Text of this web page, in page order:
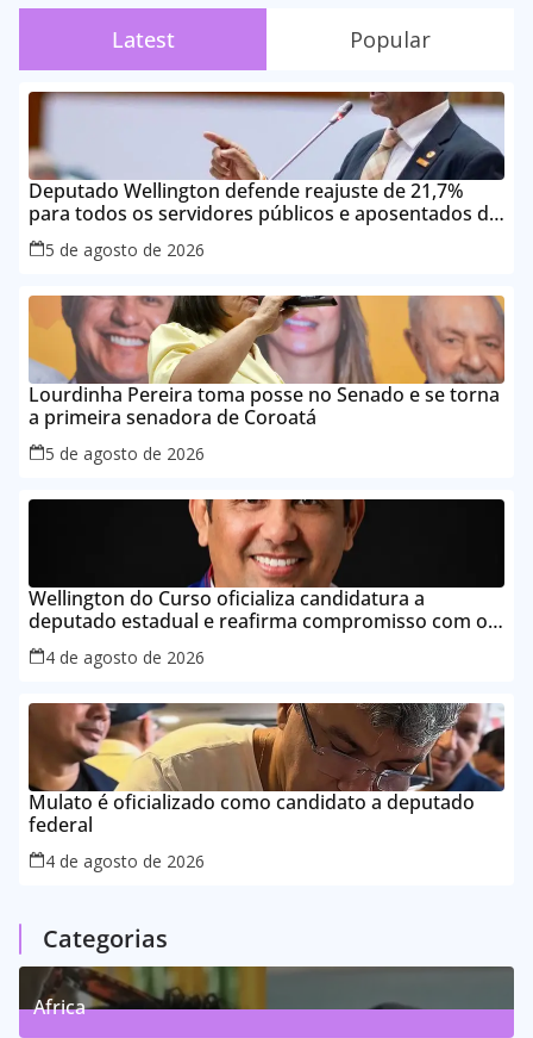
Latest Popular
Deputado Wellington defende reajuste de 21,7%
para todos os servidores públicos e aposentados do
Maranhão
5 de agosto de 2026
Lourdinha Pereira toma posse no Senado e se torna
a primeira senadora de Coroatá
5 de agosto de 2026
Wellington do Curso oficializa candidatura a
deputado estadual e reafirma compromisso com o
povo do Maranhão
4 de agosto de 2026
Mulato é oficializado como candidato a deputado
federal
4 de agosto de 2026
Categorias
Africa